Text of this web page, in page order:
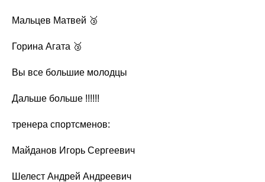
Мальцев Матвей 🥉
Горина Агата 🥉
Вы все большие молодцы
Дальше больше !!!!!!
тренера спортсменов:
Майданов Игорь Сергеевич
Шелест Андрей Андреевич